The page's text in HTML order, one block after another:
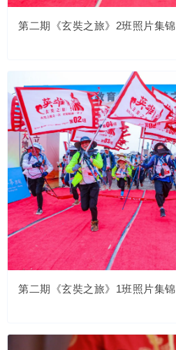
第二期《玄奘之旅》2班照片集锦
第二期《玄奘之旅》1班照片集锦